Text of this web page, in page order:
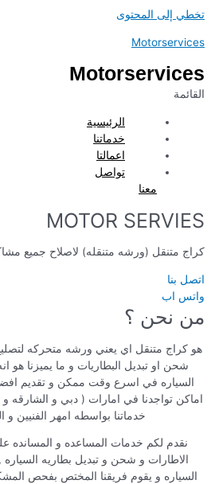
تخطي إلى المحتوى
Motorservices
Motorservices
القائمة
الرئيسية
خدماتنا
اعمالتا
تواصل
معنا
MOTOR SERVIES
كراج متنقل (ورشه متنقله) لاصلاح جميع
اتصل بنا
واتس اب
من نحن ؟
هو كراج متنقل اي يعني ورشه متحركه
شحن او تبديل البطاريات و ما يميزنا هو
السياره في اسرع وقت ممكن و تقديم
اماكن تواجدنا في امارات ( دبي و الشارقه
خدماتنا بواسطه امهر الفنيين و
نقدم لكم خدمات المساعده و المسانده
الاطارات و شحن و تبديل بطاريه
السياره و يقوم فريقنا المختص بفحص